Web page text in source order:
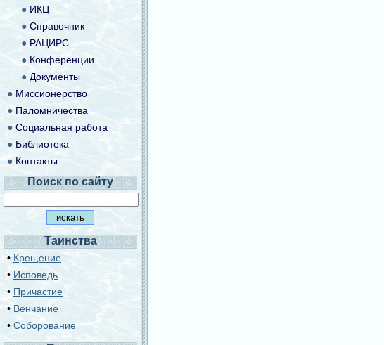
●ИКЦ
● Справочник
● РАЦИРС
● Конференции
● Документы
●Миссионерство
● Паломничества
●Социальная работа
● Библиотека
● Контакты
Поиск по сайту
Таинства
• Крещение
• Исповедь
• Причастие
• Венчание
• Соборование